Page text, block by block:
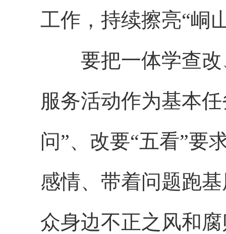
工作，持续擦亮“峒
要把一体学查
服务活动作为基本
问”、改要“五看”要
感情、带着问题跑
众身边不正之风和